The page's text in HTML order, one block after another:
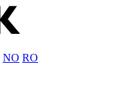
NO RO